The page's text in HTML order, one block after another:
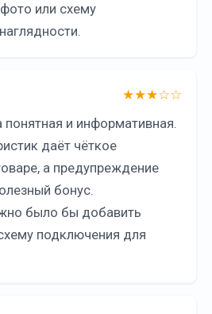
или схему
★★★☆☆
понятная и информативная.
даёт чёткое
а предупреждение
бонус.
было бы добавить
подключения для